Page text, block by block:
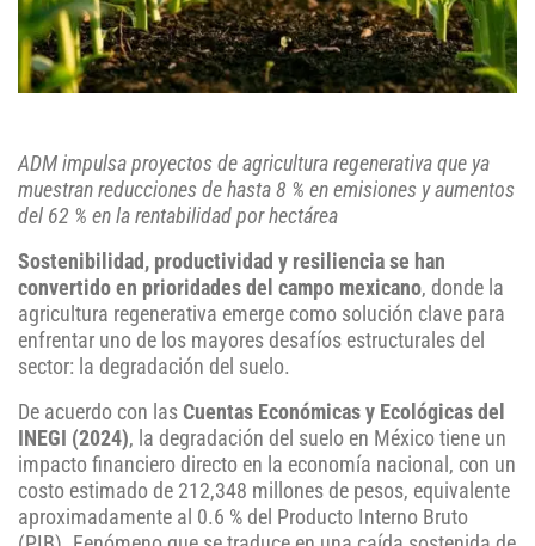
ADM impulsa proyectos de agricultura regenerativa que ya
muestran reducciones de hasta 8 % en emisiones y aumentos
del 62 % en la rentabilidad por hectárea
Sostenibilidad, productividad y resiliencia se han
convertido en prioridades del campo mexicano, donde la
agricultura regenerativa emerge como solución clave para
enfrentar uno de los mayores desafíos estructurales del
sector: la degradación del suelo.
De acuerdo con las Cuentas Económicas y Ecológicas del
INEGI (2024), la degradación del suelo en México tiene un
impacto financiero directo en la economía nacional, con un
costo estimado de 212,348 millones de pesos, equivalente
aproximadamente al 0.6 % del Producto Interno Bruto